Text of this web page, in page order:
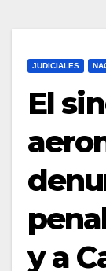
JUDICIALES
El
y a